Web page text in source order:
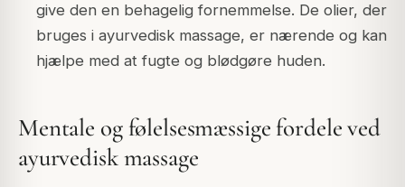
give den en behagelig fornemmelse. De olier, der
bruges i ayurvedisk massage, er nærende og kan
hjælpe med at fugte og blødgøre huden.
Mentale og følelsesmæssige fordele ved
ayurvedisk massage